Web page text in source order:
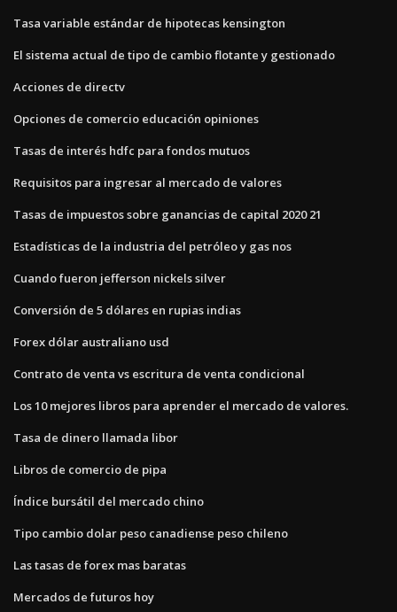
Tasa variable estándar de hipotecas kensington
El sistema actual de tipo de cambio flotante y gestionado
Acciones de directv
Opciones de comercio educación opiniones
Tasas de interés hdfc para fondos mutuos
Requisitos para ingresar al mercado de valores
Tasas de impuestos sobre ganancias de capital 2020 21
Estadísticas de la industria del petróleo y gas nos
Cuando fueron jefferson nickels silver
Conversión de 5 dólares en rupias indias
Forex dólar australiano usd
Contrato de venta vs escritura de venta condicional
Los 10 mejores libros para aprender el mercado de valores.
Tasa de dinero llamada libor
Libros de comercio de pipa
Índice bursátil del mercado chino
Tipo cambio dolar peso canadiense peso chileno
Las tasas de forex mas baratas
Mercados de futuros hoy